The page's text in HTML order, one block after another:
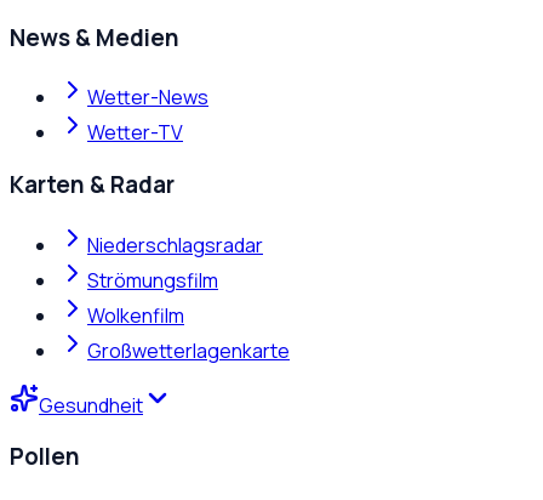
News & Medien
Wetter-News
Wetter-TV
Karten & Radar
Niederschlagsradar
Strömungsfilm
Wolkenfilm
Großwetterlagenkarte
Gesundheit
Pollen